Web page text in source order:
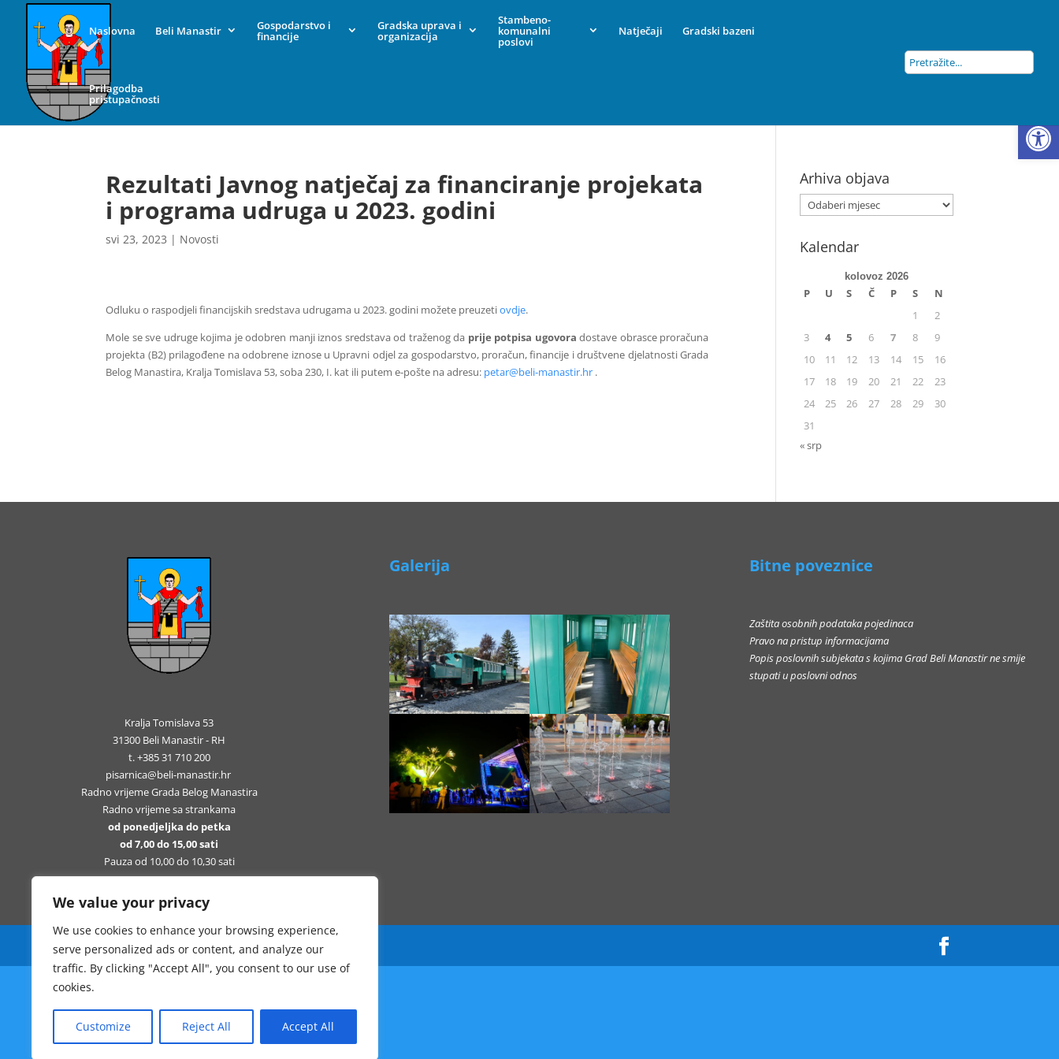
We value your privacy
We use cookies to enhance your browsing experience,
serve personalized ads or content, and analyze our
traffic. By clicking "Accept All", you consent to our use of
cookies.
Customize Reject All Accept All
Naslovna Beli Manastir Gospodarstvo i
financije
Gradska uprava i
organizacija
Stambeno-
komunalni
poslovi
Natječaji Gradski bazeni
Prilagodba
pristupačnosti
Rezultati Javnog natječaj za financiranje projekata
i programa udruga u 2023. godini
svi 23, 2023 | Novosti
Odluku o raspodjeli financijskih sredstava udrugama u 2023. godini možete preuzetiovdje.
Mole se sve udruge kojima je odobren manji iznos sredstava od traženog da prije potpisa ugovora dostave obrasce proračuna
projekta (B2) prilagođene na odobrene iznose u Upravni odjel za gospodarstvo, proračun, financije i društvene djelatnosti Grada
Belog Manastira, Kralja Tomislava 53, soba 230, I. kat ili putem e-pošte na adresu: petar@beli-manastir.hr .
Arhiva objava
Kalendar
kolovoz 2026
P U S Č P S
N
1
2
3
4 5 6 7 8
9
10
11 12 13 14 15
16
17
18 19 20 21 22
23
24
25 26 27 28 29
30
31
« srp
Kralja Tomislava 53
31300 Beli Manastir - RH
t. +385 31 710 200
pisarnica@beli-manastir.hr
Radno vrijeme Grada Belog Manastira
Radno vrijeme sa strankama
od ponedjeljka do petka
od 7,00 do 15,00 sati
Pauza od 10,00 do 10,30 sati
Galerija Bitne poveznice
Zaštita osobnih podataka pojedinaca
Pravo na pristup informacijama
Popis poslovnih subjekata s kojima Grad Beli Manastir ne smije
stupati u poslovni odnos
Sva prava pridržana Grad Beli Manastir